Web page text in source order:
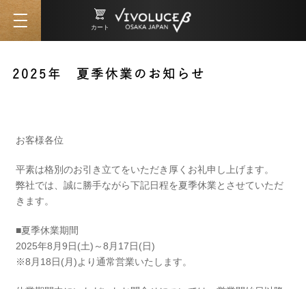
カート
2025年 夏季休業のお知らせ
お客様各位
平素は格別のお引き立てをいただき厚くお礼申し上げます。
弊社では、誠に勝手ながら下記日程を夏季休業とさせていただ
きます。
■夏季休業期間
2025年8月9日(土)～8月17日(日)
※8月18日(月)より通常営業いたします。